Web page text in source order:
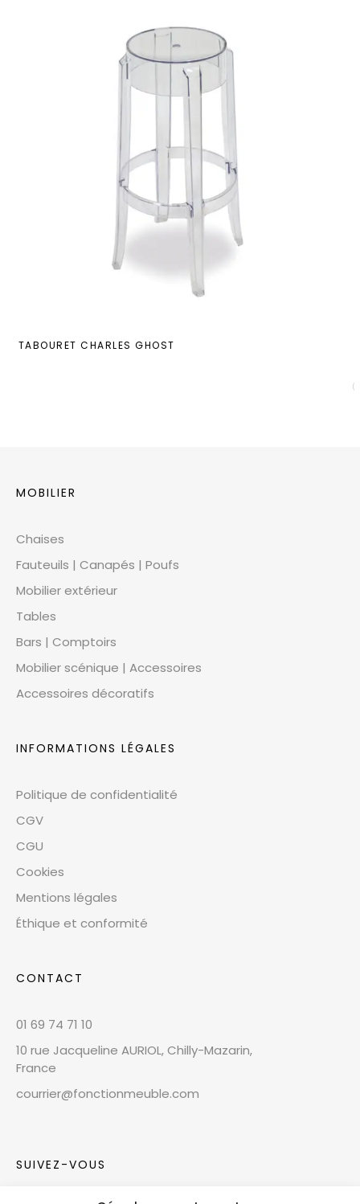
TABOURET CHARLES GHOST
MOBILIER
Chaises
Fauteuils | Canapés | Poufs
Mobilier extérieur
Tables
Bars | Comptoirs
Mobilier scénique | Accessoires
Accessoires décoratifs
INFORMATIONS LÉGALES
Politique de confidentialité
CGV
CGU
Cookies
Mentions légales
Éthique et conformité
CONTACT
01 69 74 71 10
10 rue Jacqueline AURIOL, Chilly-Mazarin,
France
courrier@fonctionmeuble.com
SUIVEZ-VOUS